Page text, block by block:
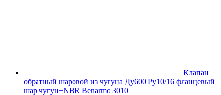
Клапан
обратный шаровой из чугуна Ду600 Ру10/16 фланцевый
шар чугун+NBR Benarmo 3010